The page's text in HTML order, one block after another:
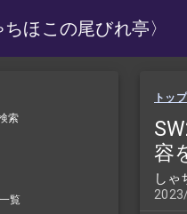
ちほこの尾びれ亭〉
索
覧
トップ
容
しゃ